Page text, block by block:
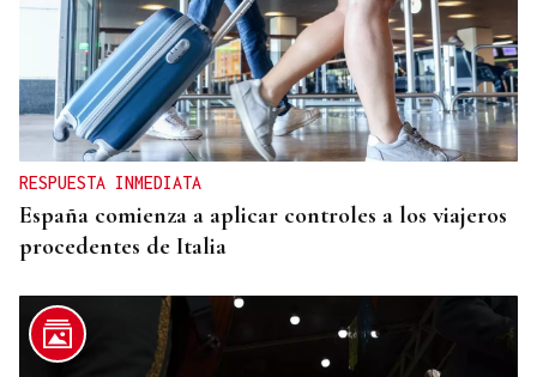
RELACIONES DIPLOMÁTICAS
Chile y Venezuela retoman sus relaciones
consulares tras dos años de ruptura
RESPUESTA INMEDIATA
España comienza a aplicar controles a los viajeros
procedentes de Italia